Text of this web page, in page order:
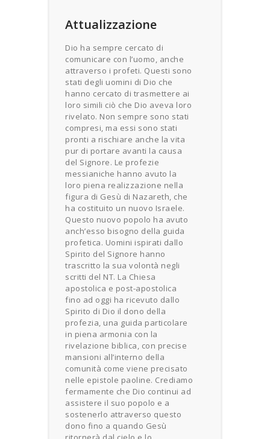
Attualizzazione
Dio ha sempre cercato di
comunicare con l’uomo, anche
attraverso i profeti. Questi sono
stati degli uomini di Dio che
hanno cercato di trasmettere ai
loro simili ciò che Dio aveva loro
rivelato. Non sempre sono stati
compresi, ma essi sono stati
pronti a rischiare anche la vita
pur di portare avanti la causa
del Signore. Le profezie
messianiche hanno avuto la
loro piena realizzazione nella
figura di Gesù di Nazareth, che
ha costituito un nuovo Israele.
Questo nuovo popolo ha avuto
anch’esso bisogno della guida
profetica. Uomini ispirati dallo
Spirito del Signore hanno
trascritto la sua volontà negli
scritti del NT. La Chiesa
apostolica e post-apostolica
fino ad oggi ha ricevuto dallo
Spirito di Dio il dono della
profezia, una guida particolare
in piena armonia con la
rivelazione biblica, con precise
mansioni all’interno della
comunità come viene precisato
nelle epistole paoline. Crediamo
fermamente che Dio continui ad
assistere il suo popolo e a
sostenerlo attraverso questo
dono fino a quando Gesù